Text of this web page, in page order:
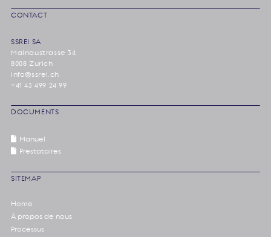
CONTACT
SSREI SA
Mainaustrasse 34
8008 Zurich
info@ssrei.ch
+41 43 499 24 99
DOCUMENTS
Manuel
Prestataires
SITEMAP
Home
À propos de nous
Processus